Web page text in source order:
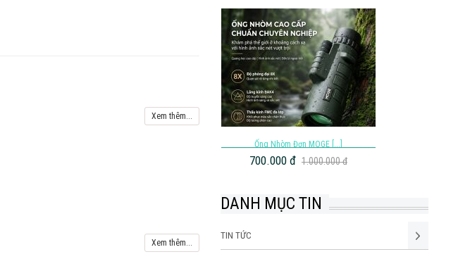
Xem thêm...
Xem thêm...
Ống Nhòm Đơn MOGE [...]
700.000 đ 1.000.000 đ
DANH MỤC TIN
TIN TỨC